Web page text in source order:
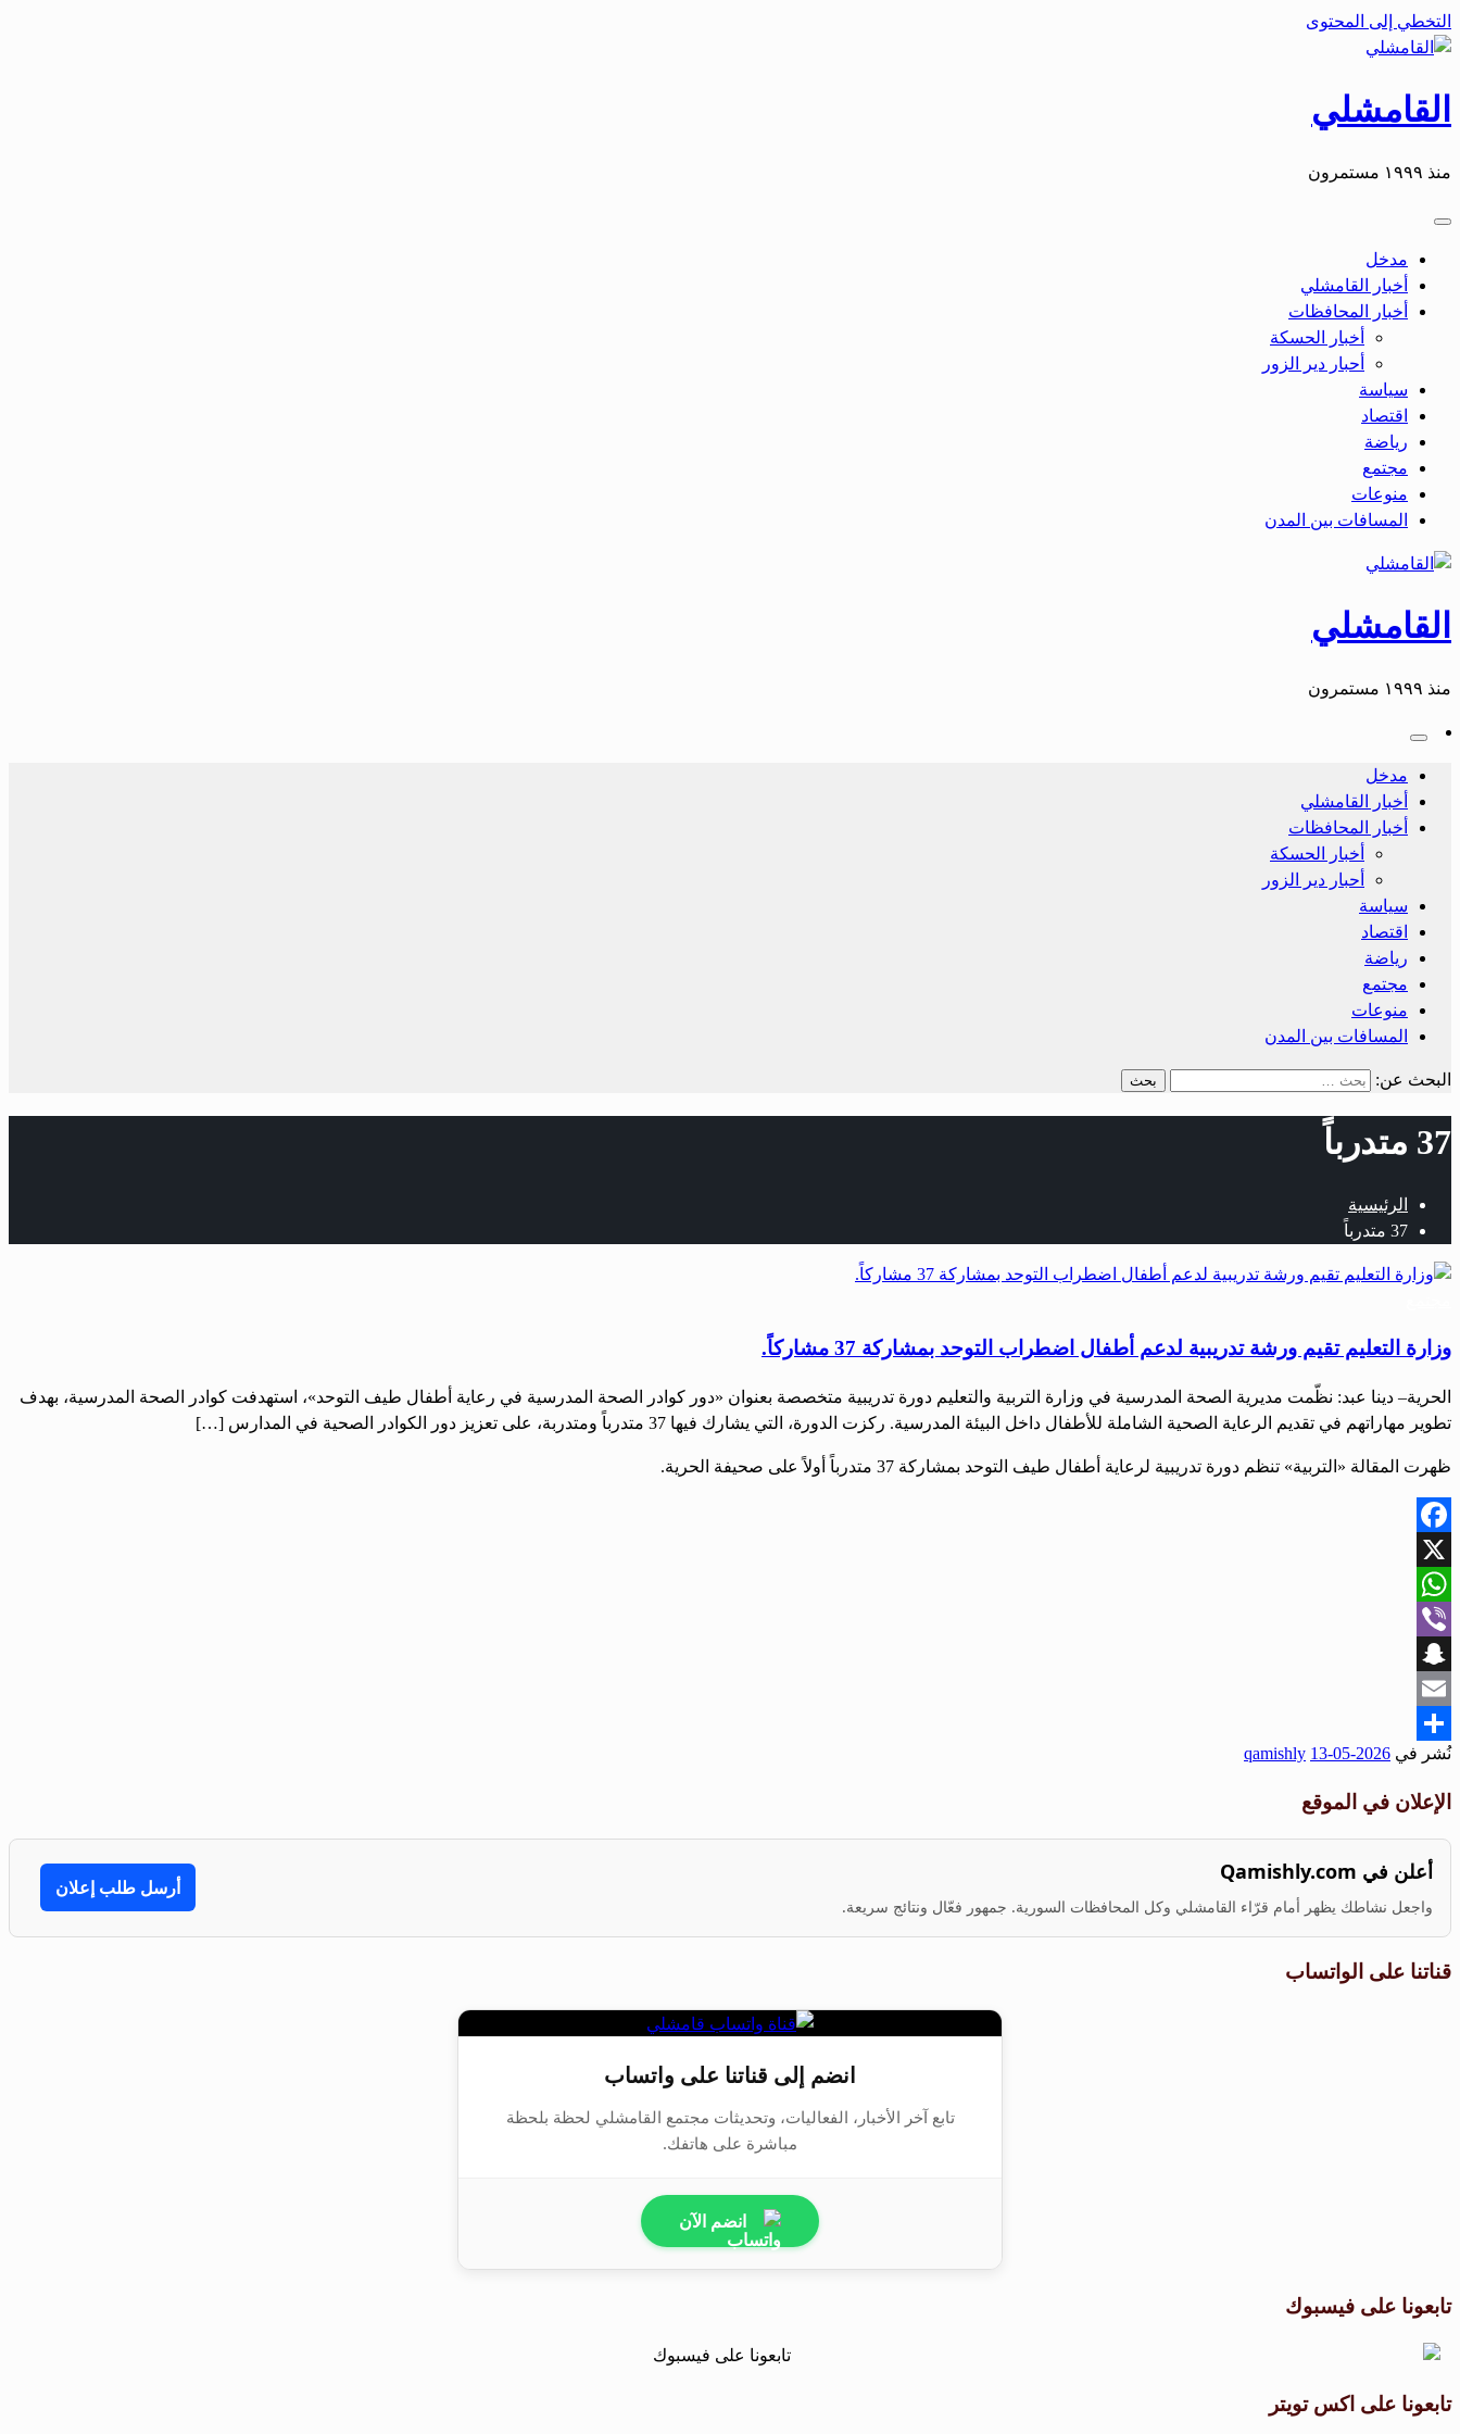
التخطي إلى المحتوى
القامشلي
منذ ١٩٩٩ مستمرون
مدخل
أخبار القامشلي
أخبار المحافظات
أخبار الحسكة
أحبار دير الزور
سياسة
اقتصاد
رياضة
مجتمع
منوعات
المسافات بين المدن
القامشلي
منذ ١٩٩٩ مستمرون
مدخل
أخبار القامشلي
أخبار المحافظات
أخبار الحسكة
أحبار دير الزور
سياسة
اقتصاد
رياضة
مجتمع
منوعات
المسافات بين المدن
البحث عن:
37 متدرباً
الرئيسية
37 متدرباً
وزارة التعليم تقيم ورشة تدريبية لدعم أطفال اضطراب التوحد بمشاركة 37 مشاركاً.
الحرية– دينا عبد: نظّمت مديرية الصحة المدرسية في وزارة التربية والتعليم دورة تدريبية متخصصة بعنوان «دور كوادر الصحة المدرسية في رعاية أطفال طيف التوحد»، استهدفت كوادر الصحة المدرسية، بهدف
تطوير مهاراتهم في تقديم الرعاية الصحية الشاملة للأطفال داخل البيئة المدرسية. ركزت الدورة، التي يشارك فيها 37 متدرباً ومتدربة، على تعزيز دور الكوادر الصحية في المدارس […]
ظهرت المقالة «التربية» تنظم دورة تدريبية لرعاية أطفال طيف التوحد بمشاركة 37 متدرباً أولاً على صحيفة الحرية.
Facebook
X
WhatsApp
Viber
Snapchat
Email
Share
نُشر في 2026-05-13
qamishly
الإعلان في الموقع
أعلن في Qamishly.com
واجعل نشاطك يظهر أمام قرّاء القامشلي وكل المحافظات السورية. جمهور فعّال ونتائج سريعة.
أرسل طلب إعلان
قناتنا على الواتساب
انضم إلى قناتنا على واتساب
تابع آخر الأخبار، الفعاليات، وتحديثات مجتمع القامشلي لحظة بلحظة
مباشرة على هاتفك.
انضم الآن
تابعونا على فيسبوك
تابعونا على اكس تويتر